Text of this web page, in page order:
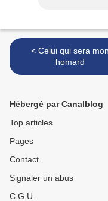
< Celui qui sera mon
homard
Hébergé par Canalblog
Top articles
Pages
Contact
Signaler un abus
C.G.U.